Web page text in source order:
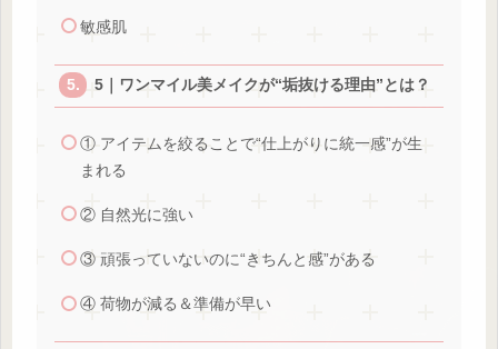
敏感肌
5｜ワンマイル美メイクが“垢抜ける理由”とは？
① アイテムを絞ることで“仕上がりに統一感”が生
まれる
② 自然光に強い
③ 頑張っていないのに“きちんと感”がある
④ 荷物が減る＆準備が早い